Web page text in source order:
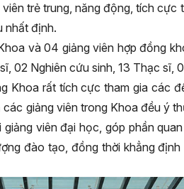
trẻ trung, năng động, tích
nhất định.
và 04 giảng viên hợp đồng
02 Nghiên cứu sinh, 13 Thạc sĩ,
Khoa rất tích cực tham gia các
giảng viên trong Khoa đều ý
viên đại học, góp phần
đào tạo, đồng thời khẳng